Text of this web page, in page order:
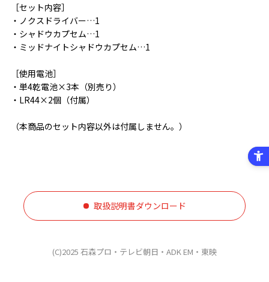
［セット内容］
・ノクスドライバー…1
・シャドウカプセム…1
・ミッドナイトシャドウカプセム…1
［使用電池］
・単4乾電池×3本（別売り）
・LR44×2個（付属）
（本商品のセット内容以外は付属しません。）
取扱説明書ダウンロード
(C)2025 石森プロ・テレビ朝日・ADK EM・東映